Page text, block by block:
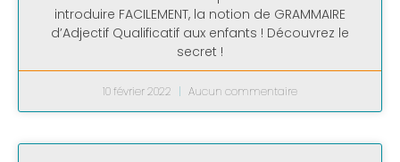
introduire FACILEMENT, la notion de GRAMMAIRE
d’Adjectif Qualificatif aux enfants ! Découvrez le
secret !
10 février 2022 Aucun commentaire